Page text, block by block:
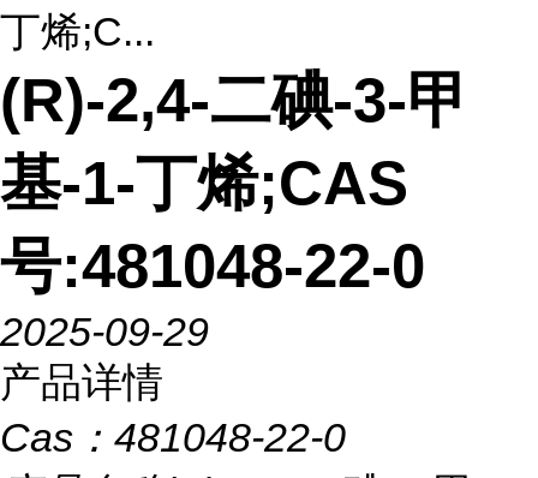
丁烯;C...
(R)-2,4-二碘-3-甲
基-1-丁烯;CAS
号:481048-22-0
2025-09-29
产品详情
Cas： 481048-22-0